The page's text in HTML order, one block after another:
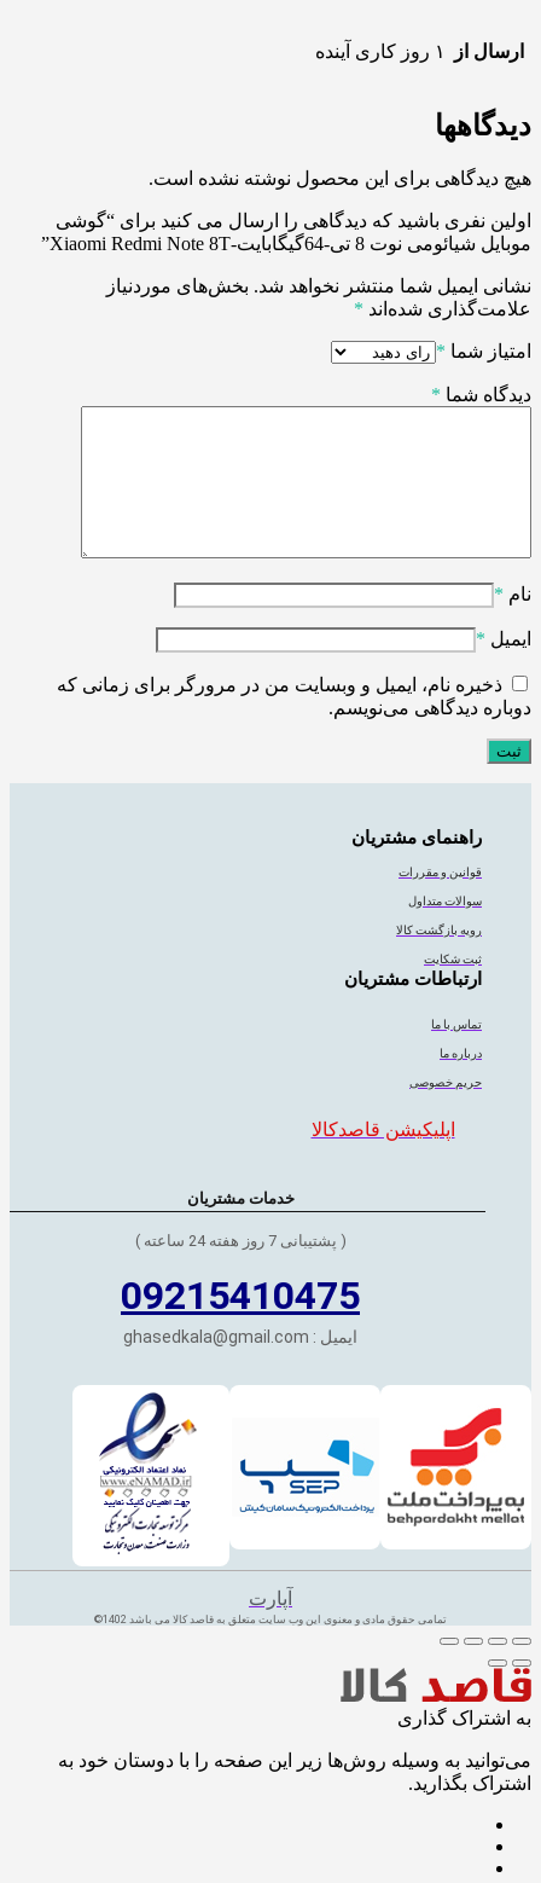
ارسال از ۱ روز کاری آینده
دیدگاهها
هیچ دیدگاهی برای این محصول نوشته نشده است.
اولین نفری باشید که دیدگاهی را ارسال می کنید برای “گوشی
موبایل شیائومی نوت 8 تی-64گیگابایت-Xiaomi Redmi Note 8T”
نشانی ایمیل شما منتشر نخواهد شد. بخش‌های موردنیاز
علامت‌گذاری شده‌اند *
امتیاز شما *
دیدگاه شما *
نام *
ایمیل *
ذخیره نام، ایمیل و وبسایت من در مرورگر برای زمانی که
دوباره دیدگاهی می‌نویسم.
راهنمای مشتریان
قوانین و مقررات
سوالات متداول
رویه بازگشت کالا
ثبت شکایت
ارتباطات مشتریان
تماس با ما
درباره ما
حریم خصوصی
اپلیکیشن قاصدکالا
خدمات مشتریان
( پشتیبانی 7 روز هفته 24 ساعته )
09215410475
ایمیل : ghasedkala@gmail.com
آپارت
تمامی حقوق مادی و معنوی این وب سایت متعلق به قاصد کالا می باشد 1402©
به اشتراک گذاری
می‌توانید به وسیله روش‌ها زیر این صفحه را با دوستان خود به
اشتراک بگذارید.